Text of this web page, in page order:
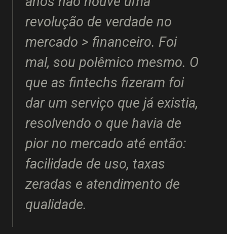
revolução de verdade no
mercado > financeiro. Foi
mal, sou polêmico mesmo. O
que as fintechs fizeram foi
dar um serviço que já existia,
resolvendo o que havia de
pior no mercado até então:
facilidade de uso, taxas
zeradas e atendimento de
qualidade.